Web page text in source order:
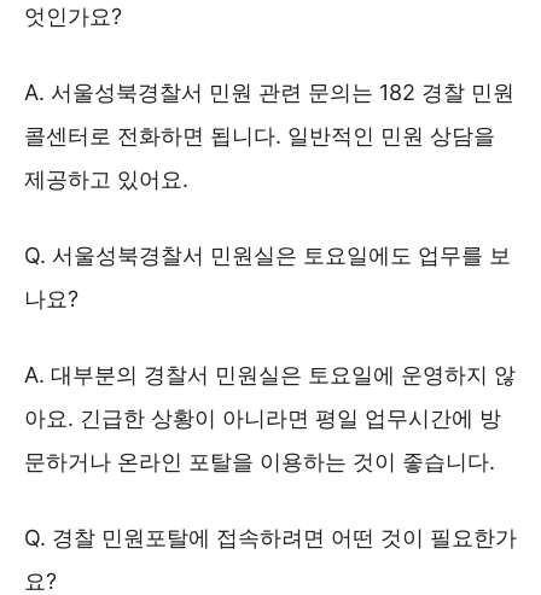
엇인가요?
A. 서울성북경찰서 민원 관련 문의는 182 경찰 민원
콜센터로 전화하면 됩니다. 일반적인 민원 상담을
제공하고 있어요.
Q. 서울성북경찰서 민원실은 토요일에도 업무를 보
나요?
A. 대부분의 경찰서 민원실은 토요일에 운영하지 않
아요. 긴급한 상황이 아니라면 평일 업무시간에 방
문하거나 온라인 포탈을 이용하는 것이 좋습니다.
Q. 경찰 민원포탈에 접속하려면 어떤 것이 필요한가
요?